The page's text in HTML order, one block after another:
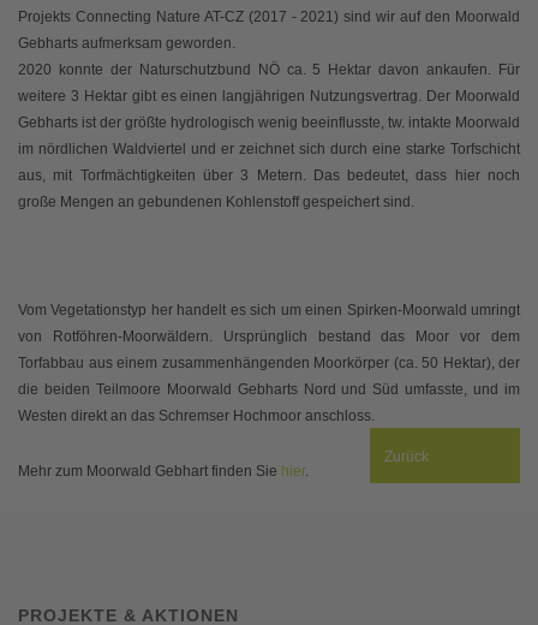
Projekts Connecting Nature AT-CZ (2017 - 2021) sind wir auf den Moorwald
Gebharts aufmerksam geworden.
2020 konnte der Naturschutzbund NÖ ca. 5 Hektar davon ankaufen. Für
weitere 3 Hektar gibt es einen langjährigen Nutzungsvertrag. Der Moorwald
Gebharts ist der größte hydrologisch wenig beeinflusste, tw. intakte Moorwald
im nördlichen Waldviertel und er zeichnet sich durch eine starke Torfschicht
aus, mit Torfmächtigkeiten über 3 Metern. Das bedeutet, dass hier noch
große Mengen an gebundenen Kohlenstoff gespeichert sind.
Vom Vegetationstyp her handelt es sich um einen Spirken-Moorwald umringt
von Rotföhren-Moorwäldern. Ursprünglich bestand das Moor vor dem
Torfabbau aus einem zusammenhängenden Moorkörper (ca. 50 Hektar), der
die beiden Teilmoore Moorwald Gebharts Nord und Süd umfasste, und im
Westen direkt an das Schremser Hochmoor anschloss.
Mehr zum Moorwald Gebhart finden Sie hier.
Zurück
PROJEKTE & AKTIONEN